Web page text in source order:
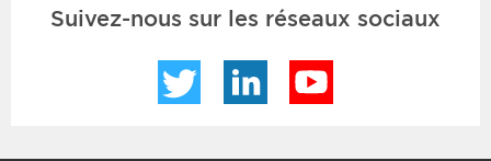
Suivez-nous sur les réseaux sociaux
Twitter LinkedIn